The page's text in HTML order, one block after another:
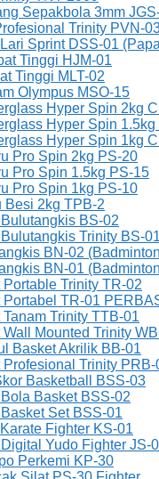
Sepakbola 3mm
Trinity PVN-
Sprint DSS-01
Tinggi HJM-01
Tinggi MLT-02
Olympus MSO-15
Hyper Spin 2kg
Hyper Spin
Hyper Spin 1kg
Pro Spin 2kg PS-20
Pro Spin 1.5kg PS-15
Pro Spin 1kg PS-10
Besi 2kg TPB-2
BS-02
Trinity BS-
BN-02
BN-01
Trinity TR-02
TR-01
Trinity TTB-01
Mounted Trinity
Basket Akrilik BB-01
Profesional Trinity PRB-
Basketball BSS-03
Basket BSS-02
Set BSS-01
Fighter KS-01
Yudo Fighter JS-
Perkemi KP-30